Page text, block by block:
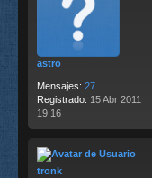
astro
Mensajes: 27
Registrado: 15 Abr 2011
19:16
tronk